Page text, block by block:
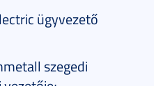
ügyvezető
szegedi